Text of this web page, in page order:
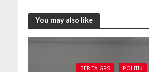
You may also like
BERITA GRS POLITIK